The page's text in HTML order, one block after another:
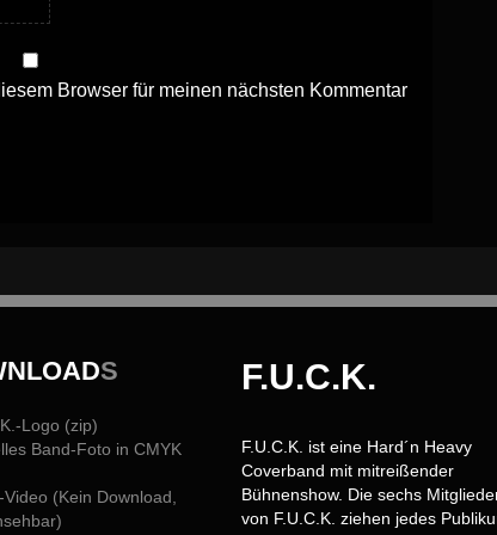
Browser für meinen nächsten Kommentar
S
Logo (zip)
Band-Foto in CMYK
(Kein Download,
F.U.C.K.
F.U.C.K. ist eine Hard´n Heavy
Coverband mit mitreißender
Bühnenshow. Die sechs
von F.U.C.K. ziehen jedes